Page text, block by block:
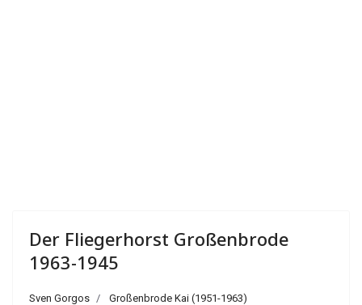
Der Fliegerhorst Großenbrode
1963-1945
Sven Gorgos Großenbrode Kai (1951-1963)